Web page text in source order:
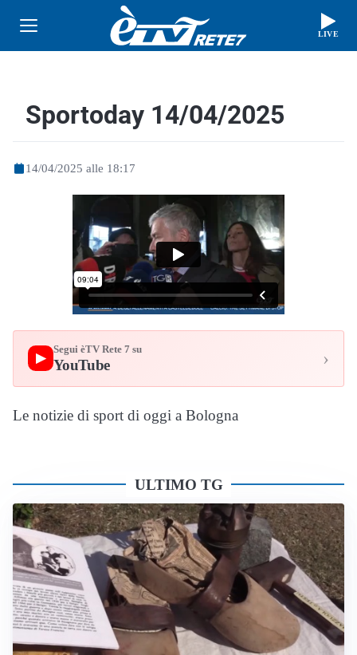
LIVE
Sportoday 14/04/2025
14/04/2025 alle 18:17
▶
Segui èTV Rete 7 su
YouTube ›
Le notizie di sport di oggi a Bologna
ULTIMO TG